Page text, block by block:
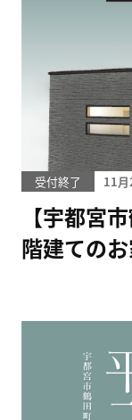
受付終了 11
【宇都宮
階建ての